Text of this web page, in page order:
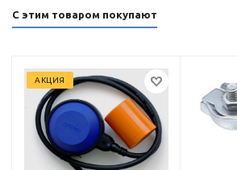
С этим товаром покупают
АКЦИЯ